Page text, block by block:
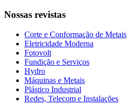
Nossas revistas
Corte e Conformação de Metais
Eletricidade Moderna
Fotovolt
Fundição e Serviços
Hydro
Máquinas e Metais
Plástico Industrial
Redes, Telecom e Instalações